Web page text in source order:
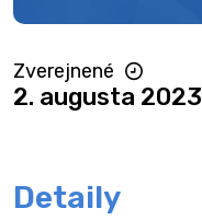
Zverejnené
2. augusta 2023
Detaily